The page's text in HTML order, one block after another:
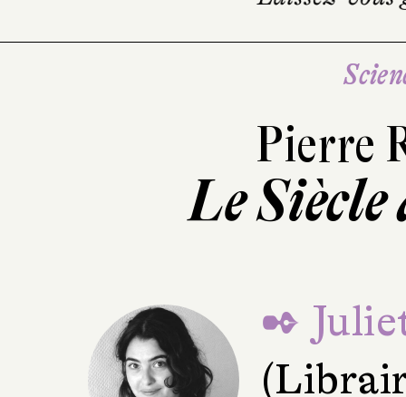
Pierre
Le
✒